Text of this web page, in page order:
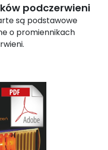
podczerwieni
są podstawowe
o promiennikach